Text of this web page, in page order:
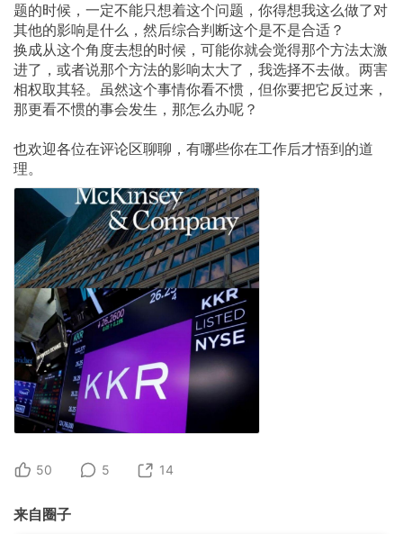
题的时候，一定不能只想着这个问题，你得想我这么做了对
其他的影响是什么，然后综合判断这个是不是合适？
换成从这个角度去想的时候，可能你就会觉得那个方法太激
进了，或者说那个方法的影响太大了，我选择不去做。两害
相权取其轻。虽然这个事情你看不惯，但你要把它反过来，
那更看不惯的事会发生，那怎么办呢？
也欢迎各位在评论区聊聊，有哪些你在工作后才悟到的道
理。
50 5 14
来自圈子